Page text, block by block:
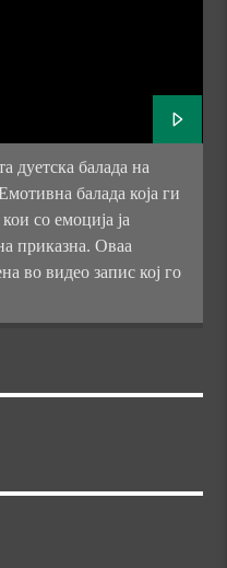
дуетска балада на
балада која ги
со емоција ја
приказна. Оваа
во видео запис кој го